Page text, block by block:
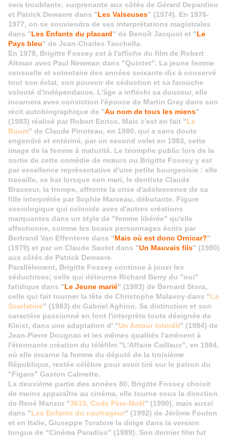
sera troublante, surprenante aux côtés de Gérard Depardieu
et Patrick Dewaere dans "Les Valseuses" (1974). En 1976-
1977, on se souviendra de ses interprétations magistrales
dans "Les Enfants du placard" de Benoît Jacquot et "Le
Pays bleu" de Jean-Charles Tacchella.
En 1978, Brigitte Fossey est à l'affiche du film de Robert
Altman avec Paul Newman dans "Quintet". La jeune femme
sensuelle et volontaire des années soixante-dix à conservé
tout son éclat, son pouvoir de séduction et sa farouche
volonté d'indépendance. L'âge a infléchi sa douceur, elle
incarnera avec conviction l'épouse de Martin Gray dans son
récit autobiographique de "Au nom de tous les miens"
(1983) réalisé par Robert Enrico. Mais c'est en fait "La
Boum" de Claude Pinoteau, en 1980, qui a sans doute
engendré et entériné, par un second volet en 1983, cette
image de la femme à maturité. Le triomphe public lors de la
sortie de cette comédie de mœurs ou Brigitte Fossey y est
par excellence représentative d'une petite bourgeoisie : elle
travaille, se bat lorsque son mari, le dentiste Claude
Brasseur, la trompe, affronte la crise d'adolescence de sa
fille interprétée par Sophie Marceau, débutante. Figure
sociologique qui coïncide avec d'autres créations
marquantes dans un style de "femme libérée" qu'elle
affectionne, comme les beaux personnages écrits par
Bertrand Van Effenterre dans "Mais où est donc Ornicar?"
(1979) et par un Claude Sautet dans "Un Mauvais fils" (1980)
aux côtés de Patrick Dewaere.
Parallèlement, Brigitte Fossey continue à jouer les
séductrices; celle qui détourne Richard Berry du "oui"
fatidique dans "Le Jeune marié" (1983) de Bernard Stora,
celle qui fait tourner la tête de Christophe Malavoy dans "La
Scarlatine" (1983) de Gabriel Aghion. Sa distinction et son
caractère passionné en font l'interprète toute désignée de
Kleist, dans une adaptation d' "Un Amour interdit" (1984) de
Jean-Pierre Dougnac et les mêmes qualités l'amènent à
l'étonnante création du téléfilm "L'Affaire Caillaux", en 1984,
où elle incarne la femme du député de la troisième
République, restée célèbre pour avoir tiré sur le patron du
"Figaro" Gaston Calmette.
La deuxième partie des années 80, Brigitte Fossey choisit
de moins apparaître au cinéma, elle tourne sous la direction
de René Manzor "3615, Code Père-Noël" (1990), mais aussi
dans "Les Enfants du naufrageur" (1992) de Jérôme Foulon
et en Italie, Giuseppe Toratore la dirige dans la version
longue de "Cinéma Paradiso" (1989). Son dernier film fut